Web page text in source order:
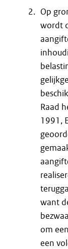
Op
wordt
Raad
1991,
want
om
een